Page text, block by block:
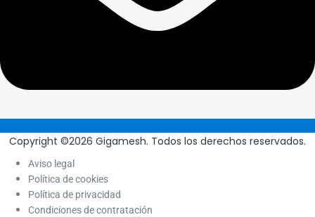
Copyright ©2026 Gigamesh. Todos los derechos reservados.
Aviso legal
Política de cookies
Política de privacidad
Condiciones de contratación